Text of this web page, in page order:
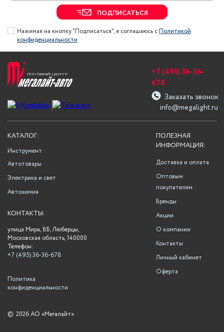
ПОДПИСАТЬСЯ
Нажимая на кнопку "Подписаться", я соглашаюсь сПолитикой
конфиденциальности
info@megalight.ru
+7 (495) 36-36-
678
Заказать звонок
ПОЛЕЗНАЯ
ИНФОРМАЦИЯ:
Доставка и оплата
Оптовым
покупателям
Бренды
Акции
О компании
Контакты
Личный кабинет
Оферта
КАТАЛОГ:
Инструмент
Автотовары
Электрика и свет
Автохимия
КОНТАКТЫ:
улица Мира, 8Б, Люберцы,
Московская область, 140000
Телефон:
+7 (495) 36-36-678
Политика
конфиденциальности
© 2026 АО «Мегалайт»